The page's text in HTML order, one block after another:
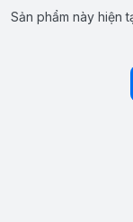
Sản phẩm này hiện